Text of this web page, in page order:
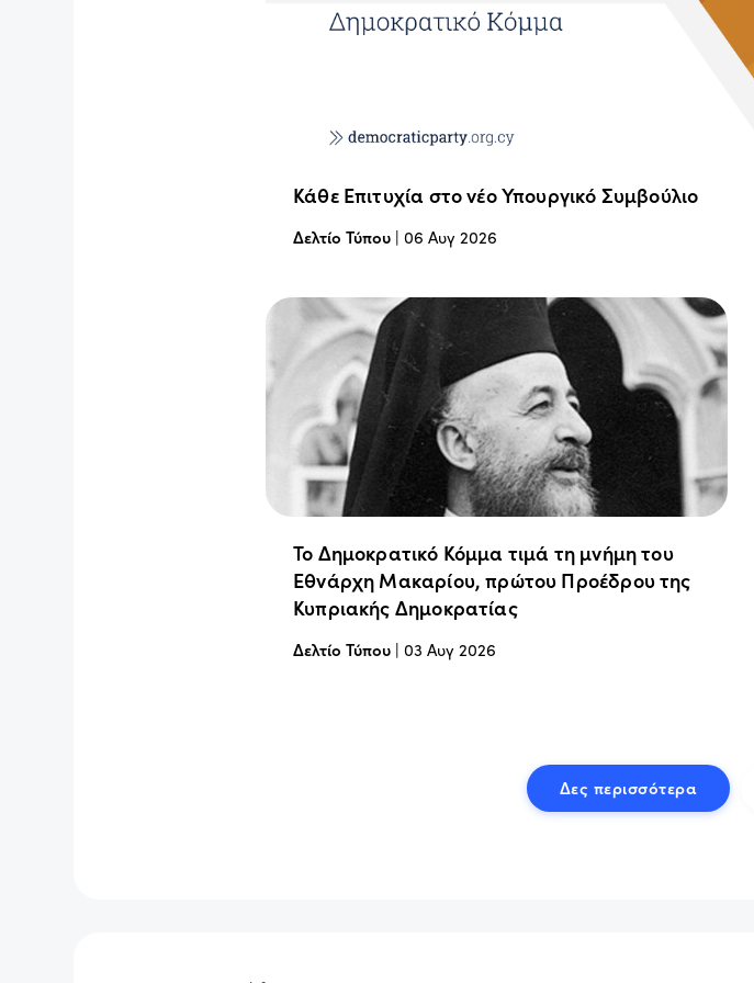
Κάθε Επιτυχία στο νέο Υπουργικό Συμβούλιο
Δελτίο Τύπου | 06 Αυγ 2026
Το Δημοκρατικό Κόμμα τιμά τη μνήμη του
Εθνάρχη Μακαρίου, πρώτου Προέδρου της
Κυπριακής Δημοκρατίας
Δελτίο Τύπου | 03 Αυγ 2026
Δες περισσότερα